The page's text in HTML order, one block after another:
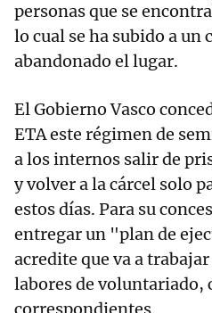
personas que se
lo cual se ha subido a un
abandonado el lugar.
El Gobierno Vasco
ETA este régimen de
a los internos salir de
y volver a la cárcel solo
estos días. Para su
entregar un "plan de
acredite que va a
labores de voluntariado,